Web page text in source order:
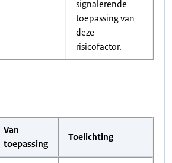
signalerende
toepassing van
deze
risicofactor.
Van
toepassing
Toelichting